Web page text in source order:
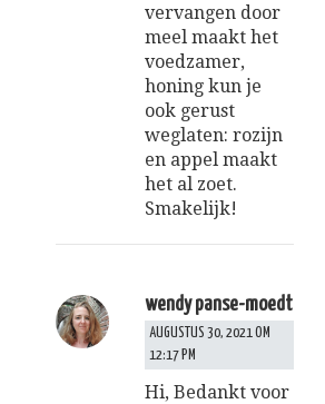
vervangen door
meel maakt het
voedzamer,
honing kun je
ook gerust
weglaten: rozijn
en appel maakt
het al zoet.
Smakelijk!
wendy panse-moedt
AUGUSTUS 30, 2021 OM
12:17 PM
Hi, Bedankt voor